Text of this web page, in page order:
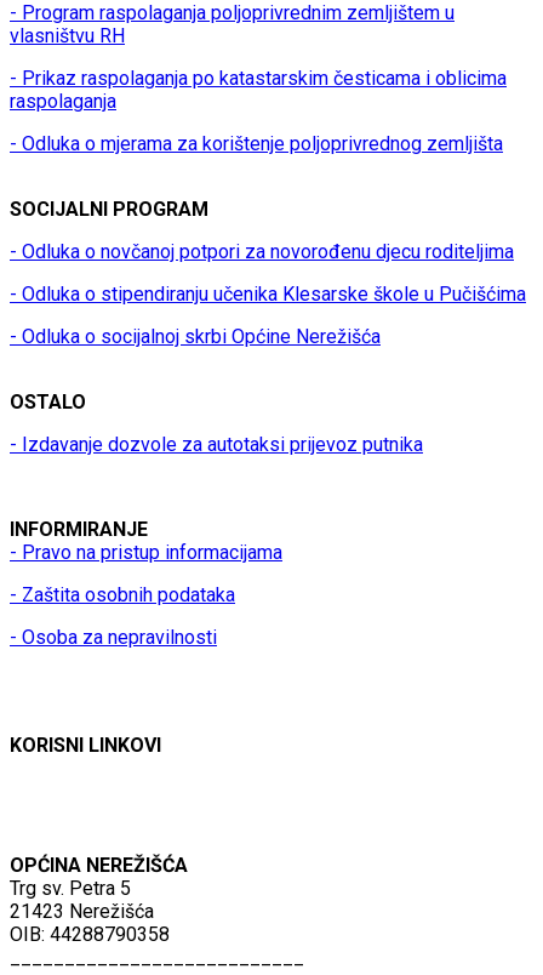
- Program raspolaganja poljoprivrednim zemljištem u
vlasništvu RH
- Prikaz raspolaganja po katastarskim česticama i oblicima
raspolaganja
- Odluka o mjerama za korištenje poljoprivrednog zemljišta
SOCIJALNI PROGRAM
- Odluka o novčanoj potpori za novorođenu djecu roditeljima
- Odluka o stipendiranju učenika Klesarske škole u Pučišćima
- Odluka o socijalnoj skrbi Općine Nerežišća
OSTALO
- Izdavanje dozvole za autotaksi prijevoz putnika
INFORMIRANJE
- Pravo na pristup informacijama
- Zaštita osobnih podataka
- Osoba za nepravilnosti
KORISNI LINKOVI
OPĆINA NEREŽIŠĆA
Trg sv. Petra 5
21423 Nerežišća
OIB: 44288790358